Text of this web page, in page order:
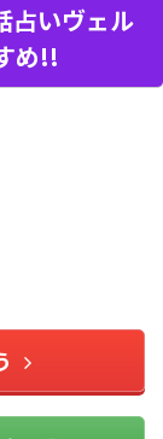
占いヴェル
め!!